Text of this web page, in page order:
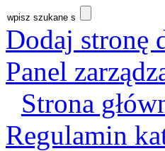
Dodaj stronę
Panel
Strona
Regulamin